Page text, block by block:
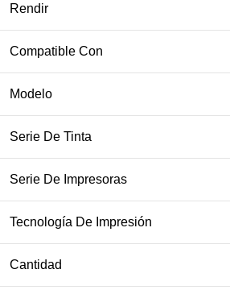
Rendir
Compatible Con
Modelo
Serie De Tinta
Serie De Impresoras
Tecnología De Impresión
Cantidad